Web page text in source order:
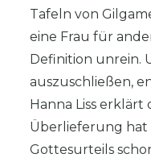
Tafeln von
eine Frau für
Definition unrein.
auszuschließen,
Hanna Liss erklärt
Überlieferung
Gottesurteils